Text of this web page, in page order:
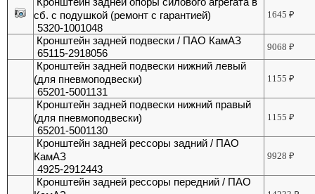
сб. с подушкой (ремонт с гарантией)
5320-1001048
1645₽
Кронштейн задней подвески / ПАО КамАЗ
65115-2918056
9068₽
Кронштейн задней подвески нижний левый
(для пневмоподвески)
65201-5001131
1155₽
Кронштейн задней подвески нижний правый
(для пневмоподвески)
65201-5001130
1155₽
Кронштейн задней рессоры задний / ПАО
КамАЗ
4925-2912443
9928₽
Кронштейн задней рессоры передний / ПАО